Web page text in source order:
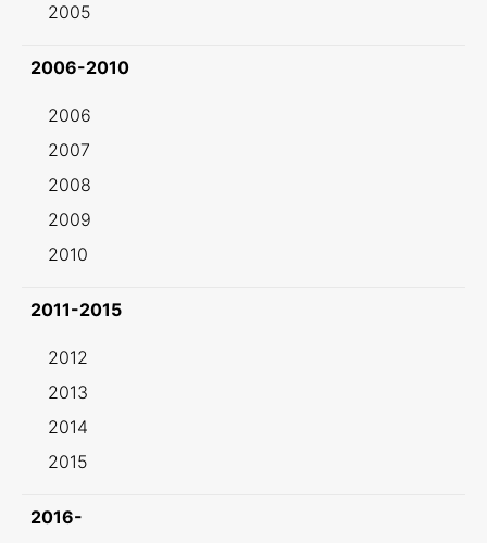
2005
2006-2010
2006
2007
2008
2009
2010
2011-2015
2012
2013
2014
2015
2016-